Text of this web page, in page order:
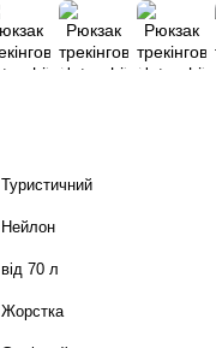
Туристичний
Нейлон
від 70 л
Жорстка